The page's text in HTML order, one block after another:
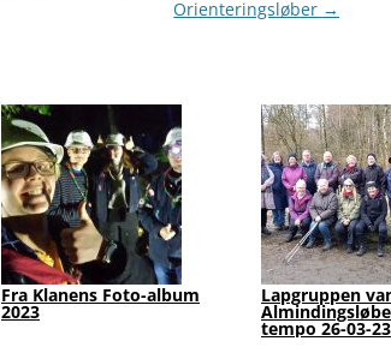
Orienteringsløber →
Fra Klanens Foto-album
2023
Lapgruppen
tempo 26-03-23